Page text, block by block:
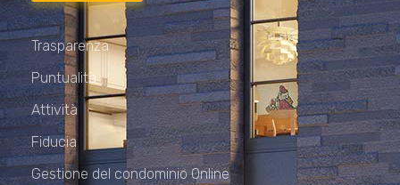
Trasparenza
Puntualità
Attività
Fiducia
Gestione del condominio Online